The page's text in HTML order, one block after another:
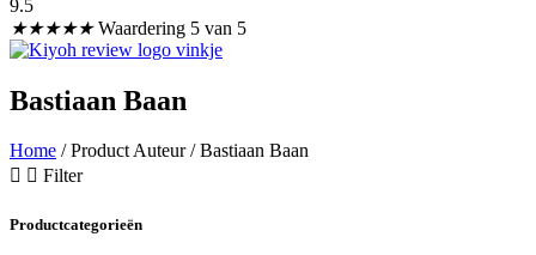
9.5
★★★★★ Waardering 5 van 5
Bastiaan Baan
Home / Product Auteur / Bastiaan Baan
Filter
Productcategorieën